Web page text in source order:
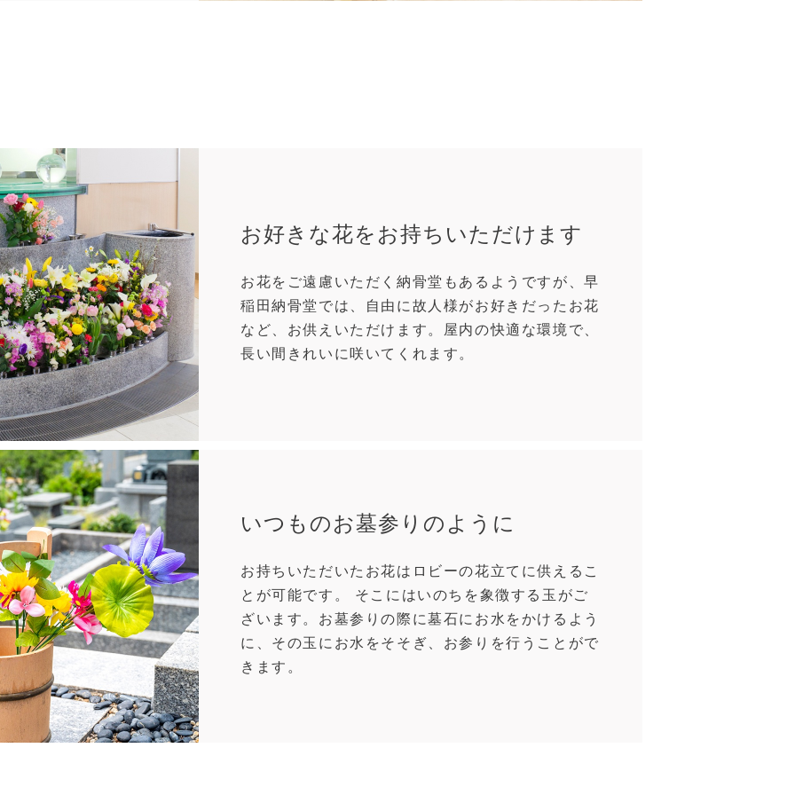
お好きな花をお持ちいただけます
お花をご遠慮いただく納骨堂もあるようですが、早
稲田納骨堂では、自由に故人様がお好きだったお花
など、お供えいただけます。屋内の快適な環境で、
長い間きれいに咲いてくれます。
いつものお墓参りのように
お持ちいただいたお花はロビーの花立てに供えるこ
とが可能です。 そこにはいのちを象徴する玉がご
ざいます。お墓参りの際に墓石にお水をかけるよう
に、その玉にお水をそそぎ、お参りを行うことがで
きます。